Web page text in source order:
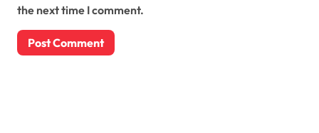
the next time I comment.